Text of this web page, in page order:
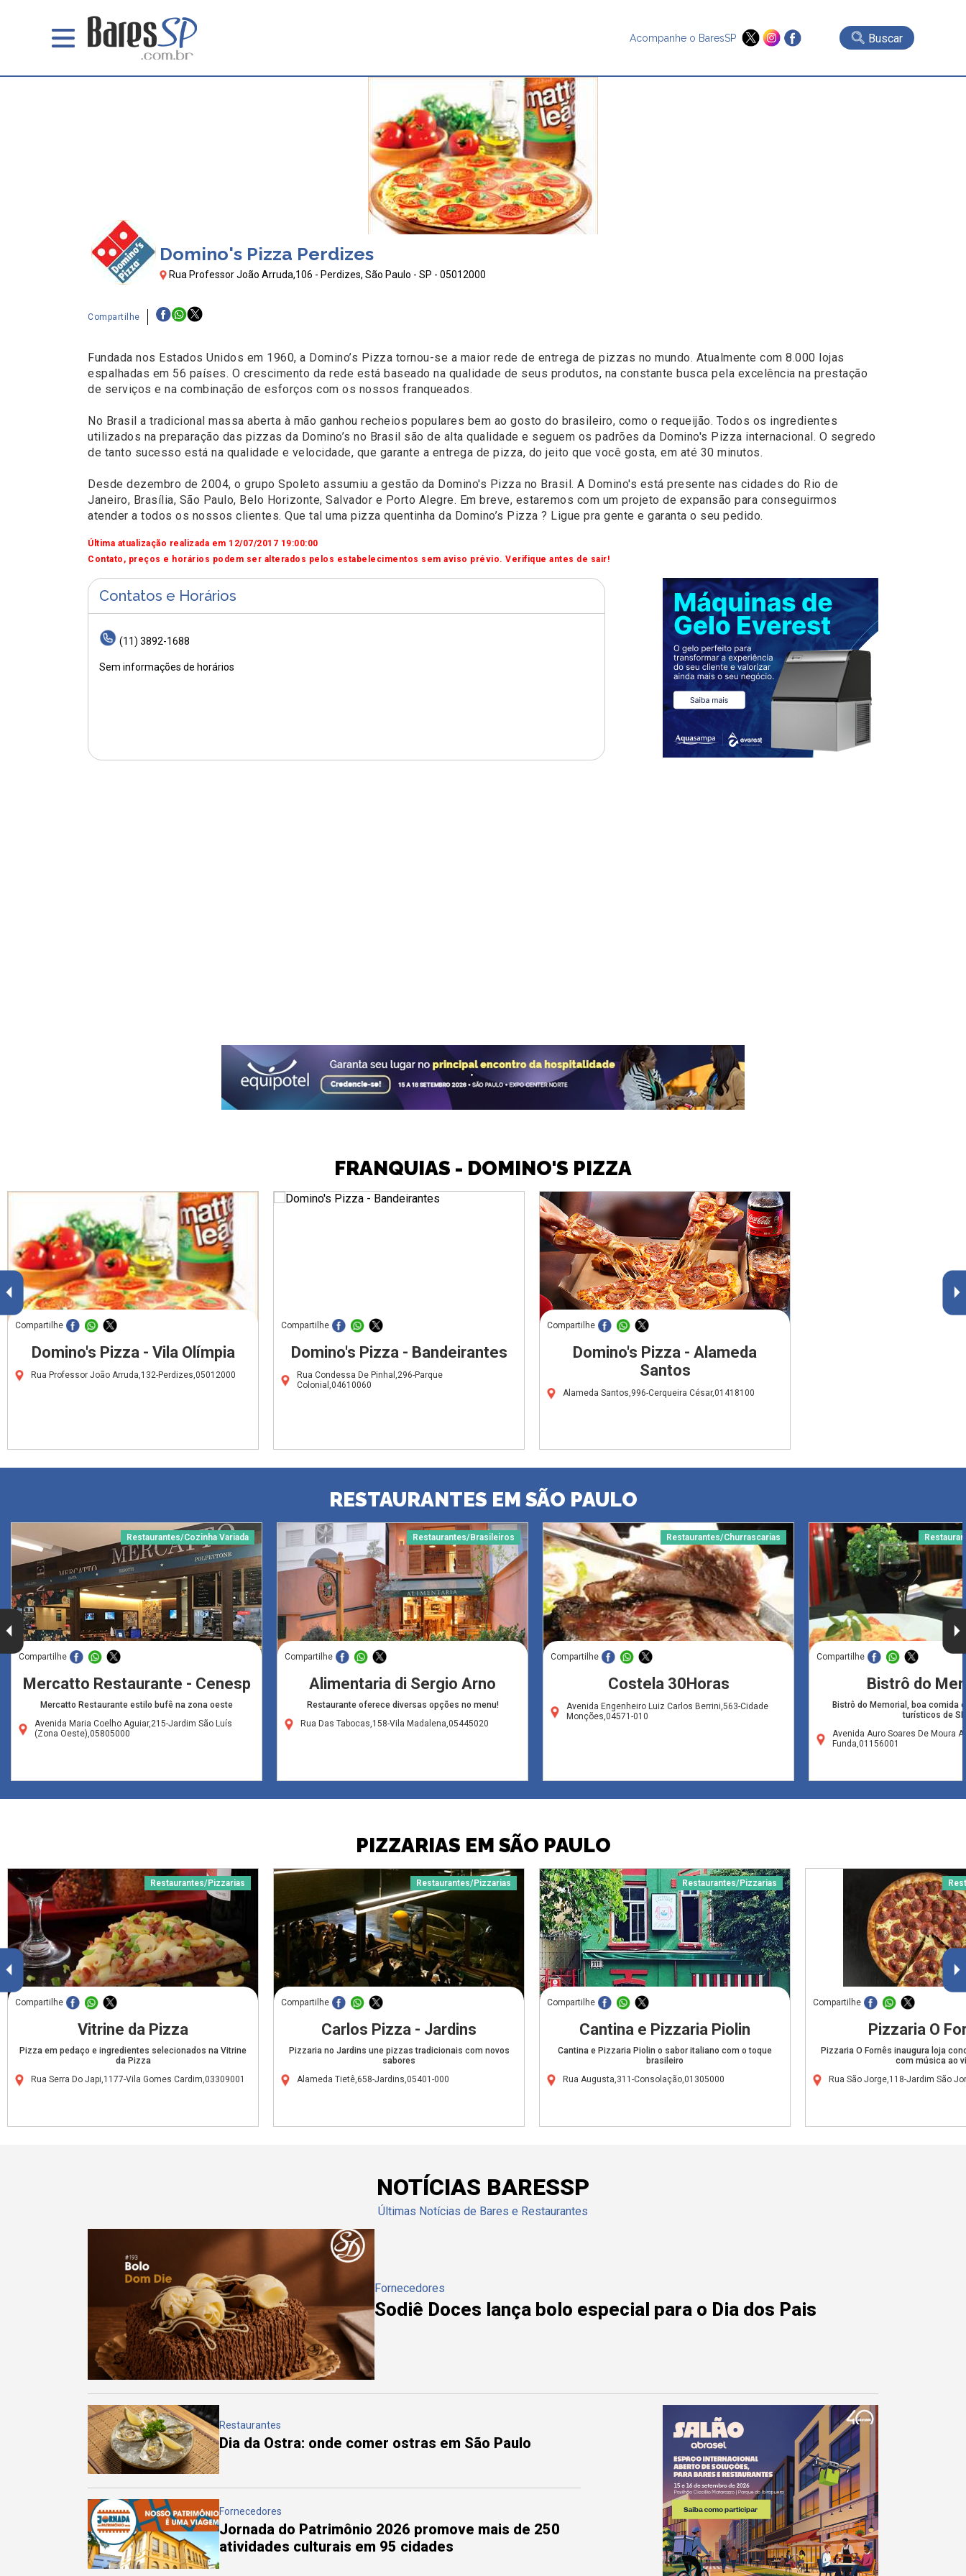
Acompanhe o BaresSP Buscar
Domino's Pizza Perdizes
Rua Professor João Arruda,106 - Perdizes, São Paulo - SP - 05012000
Compartilhe
Fundada nos Estados Unidos em 1960, a Domino’s Pizza tornou-se a maior rede de entrega de pizzas no mundo. Atualmente com 8.000 lojas
espalhadas em 56 países. O crescimento da rede está baseado na qualidade de seus produtos, na constante busca pela excelência na prestação
de serviços e na combinação de esforços com os nossos franqueados.
No Brasil a tradicional massa aberta à mão ganhou recheios populares bem ao gosto do brasileiro, como o requeijão. Todos os ingredientes
utilizados na preparação das pizzas da Domino’s no Brasil são de alta qualidade e seguem os padrões da Domino's Pizza internacional. O segredo
de tanto sucesso está na qualidade e velocidade, que garante a entrega de pizza, do jeito que você gosta, em até 30 minutos.
Desde dezembro de 2004, o grupo Spoleto assumiu a gestão da Domino's Pizza no Brasil. A Domino's está presente nas cidades do Rio de
Janeiro, Brasília, São Paulo, Belo Horizonte, Salvador e Porto Alegre. Em breve, estaremos com um projeto de expansão para conseguirmos
atender a todos os nossos clientes. Que tal uma pizza quentinha da Domino’s Pizza ? Ligue pra gente e garanta o seu pedido.
Última atualização realizada em 12/07/2017 19:00:00
Contato, preços e horários podem ser alterados pelos estabelecimentos sem aviso prévio. Verifique antes de sair!
Contatos e Horários
(11) 3892-1688
Sem informações de horários
FRANQUIAS - DOMINO'S PIZZA
Compartilhe
Domino's Pizza - Vila Olímpia
Rua Professor João Arruda,132-Perdizes,05012000
Compartilhe
Domino's Pizza - Bandeirantes
Rua Condessa De Pinhal,296-Parque
Colonial,04610060
Compartilhe
Domino's Pizza - Alameda
Santos
Alameda Santos,996-Cerqueira César,01418100
RESTAURANTES EM SÃO PAULO
Restaurantes/Cozinha Variada
Compartilhe
Mercatto Restaurante - Cenesp
Mercatto Restaurante estilo bufê na zona oeste
Avenida Maria Coelho Aguiar,215-Jardim São Luís
(Zona Oeste),05805000
Restaurantes/Brasileiros
Compartilhe
Alimentaria di Sergio Arno
Restaurante oferece diversas opções no menu!
Rua Das Tabocas,158-Vila Madalena,05445020
Restaurantes/Churrascarias
Compartilhe
Costela 30Horas
Avenida Engenheiro Luiz Carlos Berrini,563-Cidade
Monções,04571-010
Compartilhe
Bistrô do
Bistrô do Memorial, boa comida
turísticos de SP
Avenida Auro Soares De Moura
Funda,01156001
PIZZARIAS EM SÃO PAULO
Restaurantes/Pizzarias
Compartilhe
Vitrine da Pizza
Pizza em pedaço e ingredientes selecionados na Vitrine
da Pizza
Rua Serra Do Japi,1177-Vila Gomes Cardim,03309001
Restaurantes/Pizzarias
Compartilhe
Carlos Pizza - Jardins
Pizzaria no Jardins une pizzas tradicionais com novos
sabores
Alameda Tietê,658-Jardins,05401-000
Restaurantes/Pizzarias
Compartilhe
Cantina e Pizzaria Piolin
Cantina e Pizzaria Piolin o sabor italiano com o toque
brasileiro
Rua Augusta,311-Consolação,01305000
Compartilhe
Pizzaria O
Pizzaria O Fornês inaugura loja
com música ao vi
Rua São Jorge,118-Jardim São
NOTÍCIAS BARESSP
Últimas Notícias de Bares e Restaurantes
Fornecedores
Sodiê Doces lança bolo especial para o Dia dos Pais
Restaurantes
Dia da Ostra: onde comer ostras em São Paulo
Fornecedores
Jornada do Patrimônio 2026 promove mais de 250
atividades culturais em 95 cidades